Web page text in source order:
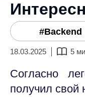
#Backend
18.03.2025 5
Согласно
получил